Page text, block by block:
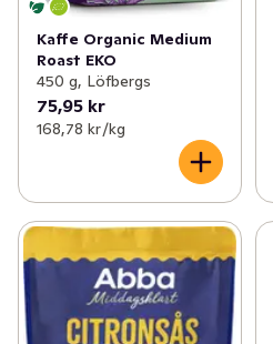
Kaffe Organic Medium
Roast EKO
450 g, Löfbergs
75,95 kr
168,78 kr /kg